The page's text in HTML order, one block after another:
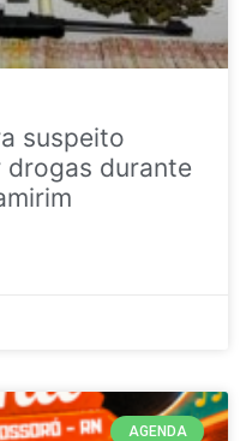
suspeito
durante
AGENDA